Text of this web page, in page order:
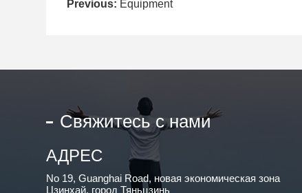
Previous: Equipment
Свяжитесь с нами
АДРЕС
No 19, Guanghai Road, новая экономическая зона
Цзинхай, город Тяньцзинь